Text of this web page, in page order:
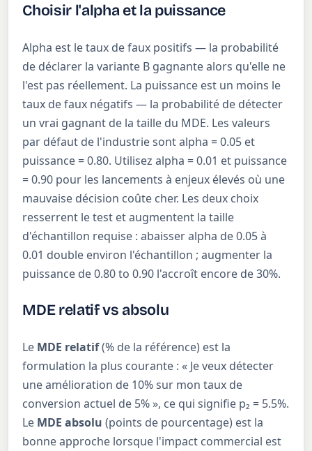
Choisir l'alpha et la puissance
Alpha est le taux de faux positifs — la probabilité
de déclarer la variante B gagnante alors qu'elle ne
l'est pas réellement. La puissance est un moins le
taux de faux négatifs — la probabilité de détecter
un vrai gagnant de la taille du MDE. Les valeurs
par défaut de l'industrie sont alpha = 0.05 et
puissance = 0.80. Utilisez alpha = 0.01 et puissance
= 0.90 pour les lancements à enjeux élevés où une
mauvaise décision coûte cher. Les deux choix
resserrent le test et augmentent la taille
d'échantillon requise : abaisser alpha de 0.05 à
0.01 double environ l'échantillon ; augmenter la
puissance de 0.80 to 0.90 l'accroît encore de 30%.
MDE relatif vs absolu
Le MDE relatif(% de la référence) est la
formulation la plus courante : « Je veux détecter
une amélioration de 10% sur mon taux de
conversion actuel de 5% », ce qui signifie p₂ = 5.5%.
Le MDE absolu (points de pourcentage) est la
bonne approche lorsque l'impact commercial est